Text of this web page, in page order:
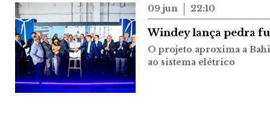
09 jun 22:10
Windey lança pedra
O projeto aproxima a
ao sistema elétrico